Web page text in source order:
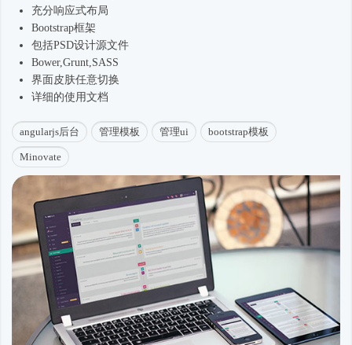
充分响应式布局
Bootstrap框架
包括PSD设计源文件
Bower,Grunt,SASS
界面皮肤任意切换
详细的使用文档
angularjs后台 管理模板 管理ui bootstrap模板
Minovate